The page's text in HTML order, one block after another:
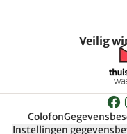
Veilig
Colofon
Instellingen